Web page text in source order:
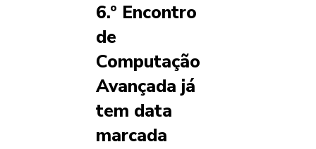
6.º Encontro
de
Computação
Avançada já
tem data
marcada